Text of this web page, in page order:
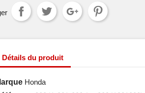
Détails du produit
Honda